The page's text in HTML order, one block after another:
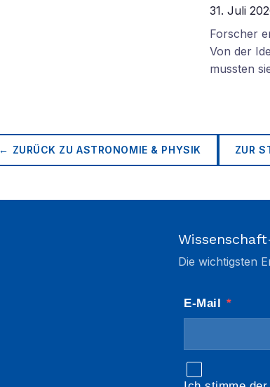
31. Juli
Forscher
Von der
mussten
← ZURÜCK ZUASTRONOMIE & PHYSIK ZUR
Die wichtigsten